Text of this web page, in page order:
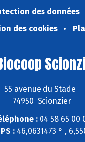
des données
des cookies
55 avenue du Stade
74950 Scionzier
:04 58 65 00
: 46,0631473 ° ,